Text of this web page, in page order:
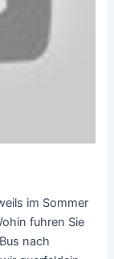
im Sommer
fuhren Sie
nach